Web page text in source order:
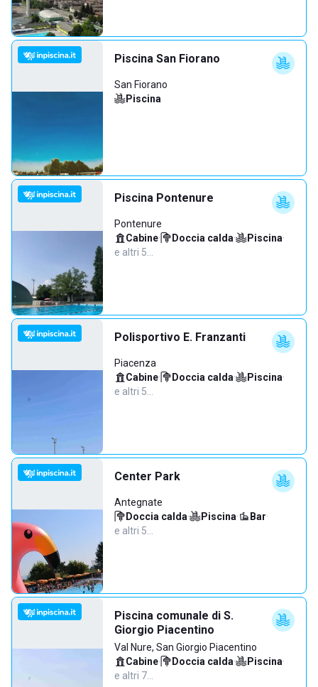
Piscina San Fiorano
San Fiorano
Piscina
Piscina Pontenure
Pontenure
Cabine· Doccia calda· Piscina·
e altri 5…
Polisportivo E. Franzanti
Piacenza
Cabine· Doccia calda· Piscina·
e altri 5…
Center Park
Antegnate
Doccia calda· Piscina· Bar·
e altri 5…
Piscina comunale di S.
Giorgio Piacentino
Val Nure, San Giorgio Piacentino
Cabine· Doccia calda· Piscina·
e altri 7…